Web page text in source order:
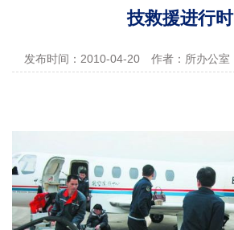
技救援进行时
发布时间：2010-04-20 作者：所办公室